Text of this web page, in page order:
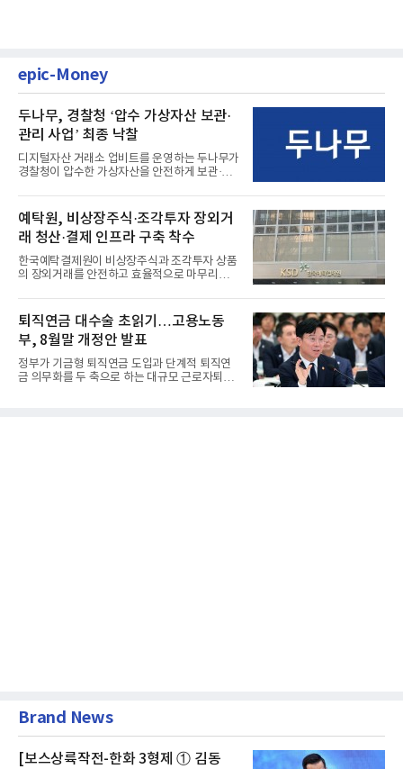
epic-Money
두나무, 경찰청 ‘압수 가상자산 보관·
관리 사업’ 최종 낙찰
디지털자산 거래소 업비트를 운영하는 두나무가
경찰청이 압수한 가상자산을 안전하게 보관·관
예탁원, 비상장주식·조각투자 장외거
래 청산·결제 인프라 구축 착수
한국예탁결제원이 비상장주식과 조각투자 상품
의 장외거래를 안전하고 효율적으로 마무리하기
퇴직연금 대수술 초읽기…고용노동
부, 8월말 개정안 발표
정부가 기금형 퇴직연금 도입과 단계적 퇴직연
금 의무화를 두 축으로 하는 대규모 근로자퇴직
Brand News
[보스상륙작전-한화 3형제 ① 김동